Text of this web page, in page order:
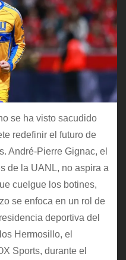
se ha visto sacudido
redefinir el futuro de
André-Pierre Gignac, el
de la UANL, no aspira a
cuelgue los botines,
se enfoca en un rol de
deportiva del
Hermosillo, el
Sports, durante el